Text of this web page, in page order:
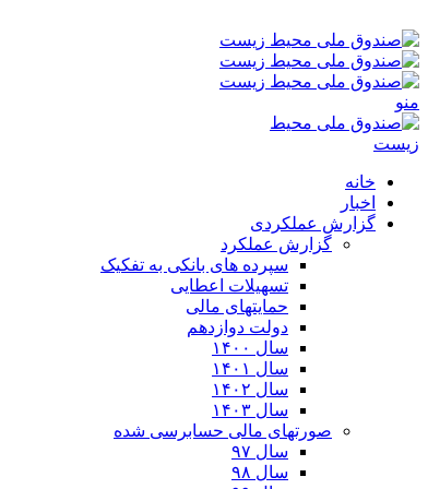
منو
خانه
اخبار
گزارش عملکردی
گزارش عملکرد
سپرده های بانکی به تفکیک
تسهیلات اعطایی
حمایتهای مالی
دولت دوازدهم
سال ۱۴۰۰
سال ۱۴۰۱
سال ۱۴۰۲
سال ۱۴۰۳
صورتهای مالی حسابرسی شده
سال ۹۷
سال ۹۸